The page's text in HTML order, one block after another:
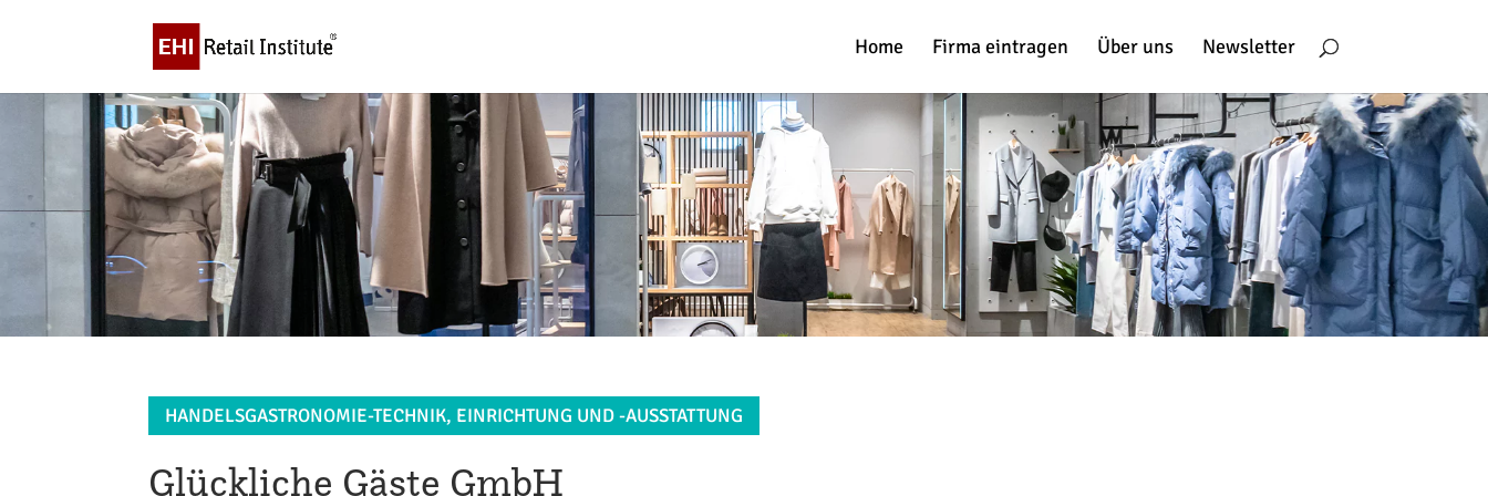
Home Firma eintragen Über uns Newsletter
HANDELSGASTRONOMIE-TECHNIK, EINRICHTUNG UND -AUSSTATTUNG
Glückliche Gäste GmbH